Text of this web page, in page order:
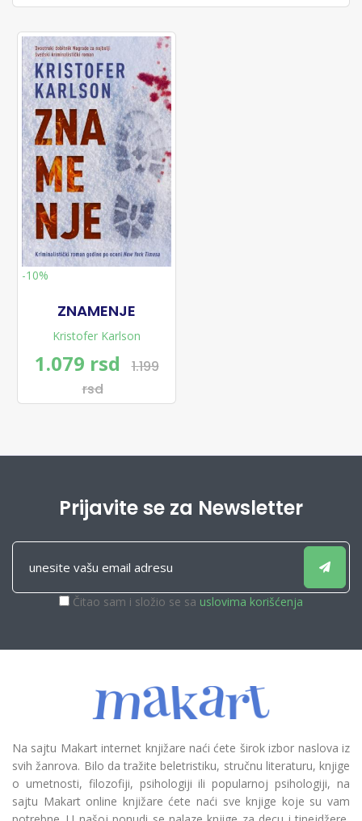
-10%
ZNAMENJE
Kristofer Karlson
1.079 rsd
1.199
rsd
Prijavite se za Newsletter
Čitao sam i složio se sa uslovima korišćenja
Na sajtu Makart internet knjižare naći ćete širok izbor naslova iz
svih žanrova. Bilo da tražite beletristiku, stručnu literaturu, knjige
o umetnosti, filozofiji, psihologiji ili popularnoj psihologiji, na
sajtu Makart online knjižare ćete naći sve knjige koje su vam